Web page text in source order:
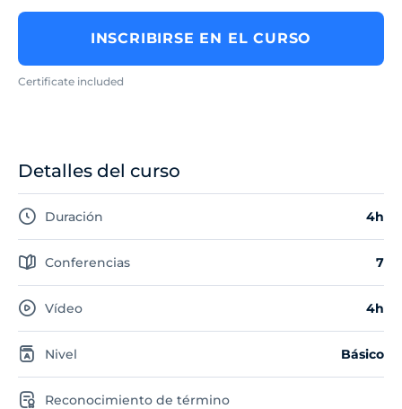
INSCRIBIRSE EN EL CURSO
Certificate included
Detalles del curso
Duración 4h
Conferencias 7
Vídeo 4h
Nivel Básico
Reconocimiento de término